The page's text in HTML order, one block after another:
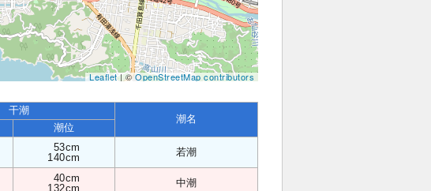
Leaflet| ©OpenStreetMap contributors
干潮
潮名
潮位
53cm
140cm
若潮
40cm
132cm
中潮